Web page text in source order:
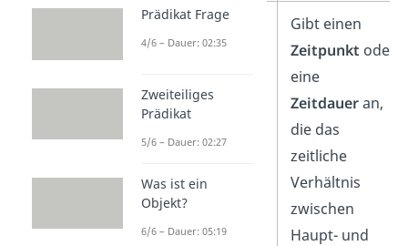
Temporalsatz
Gibt einen
Zeitpunkt oder
eine
Zeitdaueran,
die das
zeitliche
Verhältnis
zwischen
Haupt- und
Prädikat Frage
4/6 – Dauer: 02:35
Zweiteiliges
Prädikat
5/6 – Dauer: 02:27
Was ist ein
Objekt?
6/6 – Dauer: 05:19